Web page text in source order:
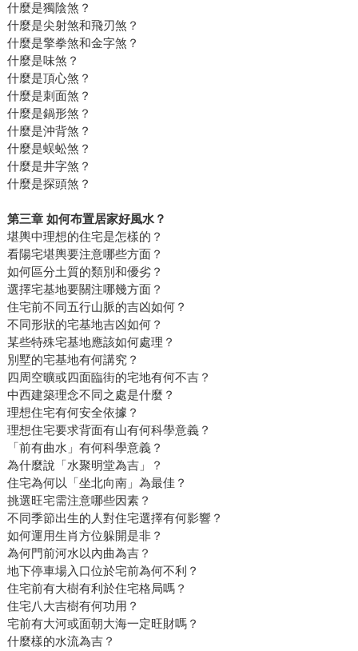
什麼是獨陰煞？
什麼是尖射煞和飛刃煞？
什麼是擎拳煞和金字煞？
什麼是味煞？
什麼是頂心煞？
什麼是刺面煞？
什麼是鍋形煞？
什麼是沖背煞？
什麼是蜈蚣煞？
什麼是井字煞？
什麼是探頭煞？
第三章 如何布置居家好風水？
堪輿中理想的住宅是怎樣的？
看陽宅堪輿要注意哪些方面？
如何區分土質的類別和優劣？
選擇宅基地要關注哪幾方面？
住宅前不同五行山脈的吉凶如何？
不同形狀的宅基地吉凶如何？
某些特殊宅基地應該如何處理？
別墅的宅基地有何講究？
四周空曠或四面臨街的宅地有何不吉？
中西建築理念不同之處是什麼？
理想住宅有何安全依據？
理想住宅要求背面有山有何科學意義？
「前有曲水」有何科學意義？
為什麼說「水聚明堂為吉」？
住宅為何以「坐北向南」為最佳？
挑選旺宅需注意哪些因素？
不同季節出生的人對住宅選擇有何影響？
如何運用生肖方位躲開是非？
為何門前河水以內曲為吉？
地下停車場入口位於宅前為何不利？
住宅前有大樹有利於住宅格局嗎？
住宅八大吉樹有何功用？
宅前有大河或面朝大海一定旺財嗎？
什麼樣的水流為吉？